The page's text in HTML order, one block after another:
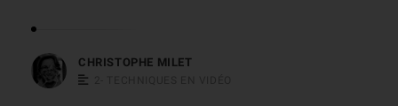
CHRISTOPHE MILET